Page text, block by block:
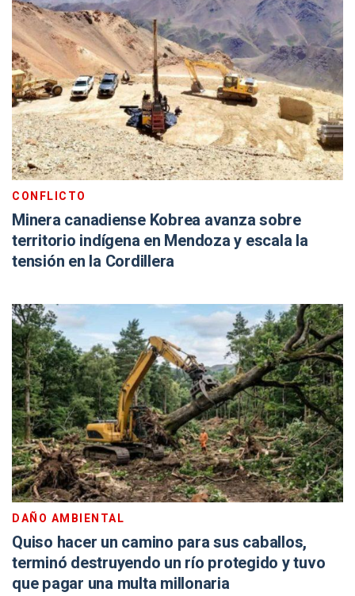
CONFLICTO
Minera canadiense Kobrea avanza sobre
territorio indígena en Mendoza y escala la
tensión en la Cordillera
DAÑO AMBIENTAL
Quiso hacer un camino para sus caballos,
terminó destruyendo un río protegido y tuvo
que pagar una multa millonaria